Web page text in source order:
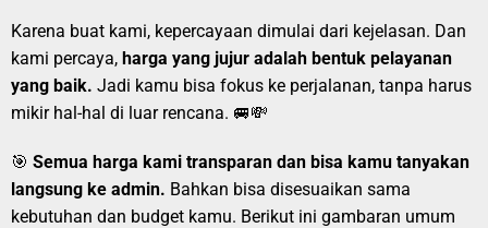
Karena buat kami, kepercayaan dimulai dari kejelasan. Dan
kami percaya, harga yang jujur adalah bentuk pelayanan
yang baik. Jadi kamu bisa fokus ke perjalanan, tanpa harus
mikir hal-hal di luar rencana. 🚐💸
🎯 Semua harga kami transparan dan bisa kamu tanyakan
langsung ke admin. Bahkan bisa disesuaikan sama
kebutuhan dan budget kamu. Berikut ini gambaran umum